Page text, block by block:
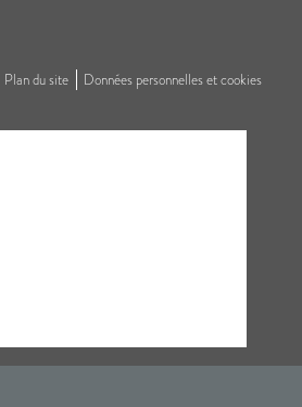
Plan du site Données personnelles et cookies